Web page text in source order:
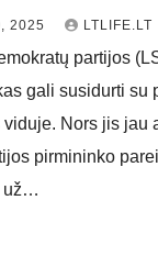
2025 LTLIFE.LT
partijos
gali susidurti su
Nors jis jau
pirmininko
už…